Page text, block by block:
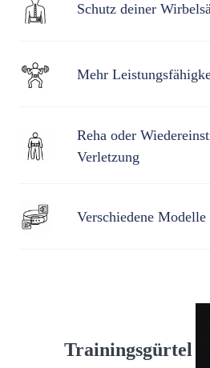
Schutz deiner
Mehr
Reha oder
Verletzung
Verschiedene
Trainingsgürtel